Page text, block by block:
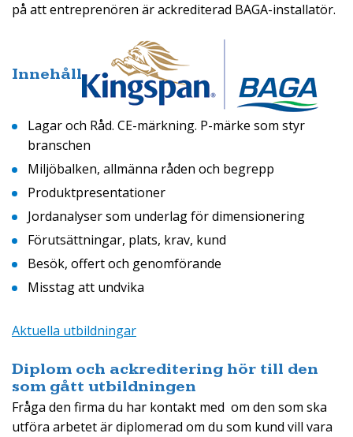
på att entreprenören är ackrediterad BAGA-installatör.
Innehåll
Lagar och Råd. CE-märkning. P-märke som styr
branschen
Miljöbalken, allmänna råden och begrepp
Produktpresentationer
Jordanalyser som underlag för dimensionering
Förutsättningar, plats, krav, kund
Besök, offert och genomförande
Misstag att undvika
Aktuella utbildningar
Diplom och ackreditering hör till den
som gått utbildningen
Fråga den firma du har kontakt med om den som ska
utföra arbetet är diplomerad om du som kund vill vara